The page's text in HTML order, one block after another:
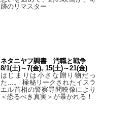
跡のリマスター
ネタニヤフ調書 汚職と戦争
8/1(土)～7(金), 15(土)～21(金)
はじまりは小さな贈り物だっ
た…。 極秘リークされたイスラ
エル首相の警察尋問映像により
＜恐るべき真実＞が暴かれる！